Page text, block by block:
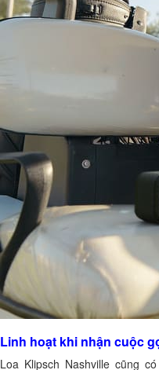
Linh hoạt khi nhận cuộc
Loa Klipsch Nashville cũng